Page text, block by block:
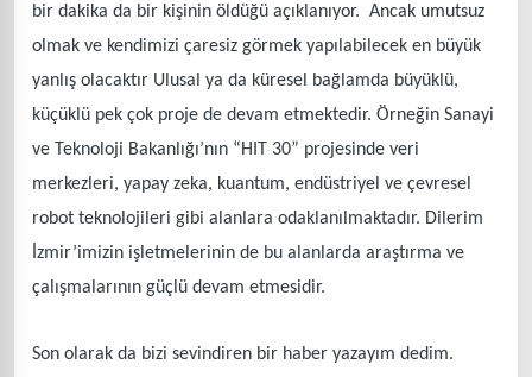
bir dakika da bir kişinin öldüğü açıklanıyor. Ancak umutsuz
olmak ve kendimizi çaresiz görmek yapılabilecek en büyük
yanlış olacaktır Ulusal ya da küresel bağlamda büyüklü,
küçüklü pek çok proje de devam etmektedir. Örneğin Sanayi
ve Teknoloji Bakanlığı’nın “HIT 30” projesinde veri
merkezleri, yapay zeka, kuantum, endüstriyel ve çevresel
robot teknolojileri gibi alanlara odaklanılmaktadır. Dilerim
İzmir’imizin işletmelerinin de bu alanlarda araştırma ve
çalışmalarının güçlü devam etmesidir.
Son olarak da bizi sevindiren bir haber yazayım dedim.